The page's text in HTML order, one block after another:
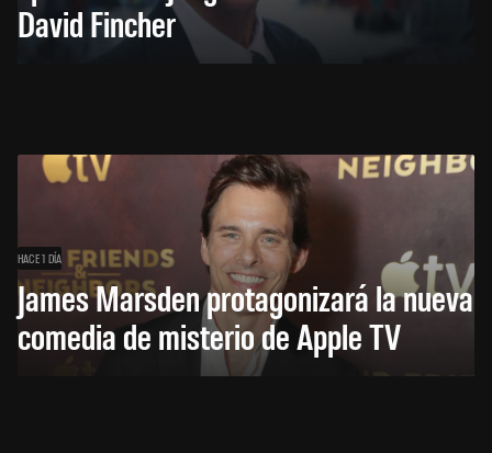
David Fincher
HACE 1 DÍA
James Marsden protagonizará la nueva
comedia de misterio de Apple TV